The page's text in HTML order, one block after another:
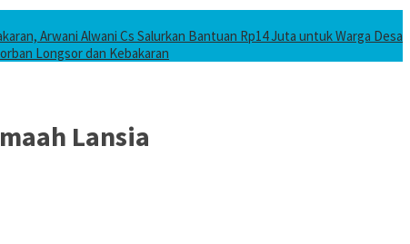
Arwani Alwani Cs Salurkan Bantuan Rp14 Juta untuk Warga Desa
Longsor dan Kebakaran
Lansia